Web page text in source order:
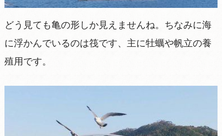
どう見ても亀の形しか見えませんね。ちなみに海
に浮かんでいるのは筏です、主に牡蠣や帆立の養
殖用です。